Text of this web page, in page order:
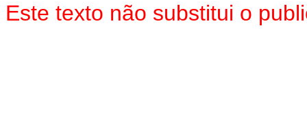
Este texto não substitui o